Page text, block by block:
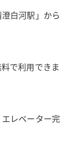
白河駅」から
で利用できま
レベーター完